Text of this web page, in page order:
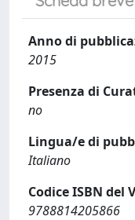
Anno di
2015
Presenza di
no
Lingua/e di
Italiano
Codice ISBN del
9788814205866